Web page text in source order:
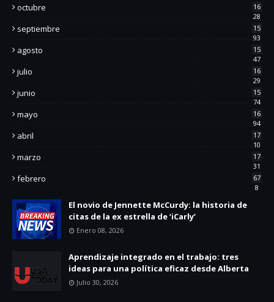
octubre
16
28
septiembre
15
93
agosto
15
47
julio
16
29
junio
15
74
mayo
16
94
abril
17
10
marzo
17
31
febrero
67
8
El novio de Jennette McCurdy: la historia de
citas de la ex estrella de ‘iCarly’
Enero 08, 2026
Aprendizaje integrado en el trabajo: tres
ideas para una política eficaz desde Alberta
Julio 30, 2026